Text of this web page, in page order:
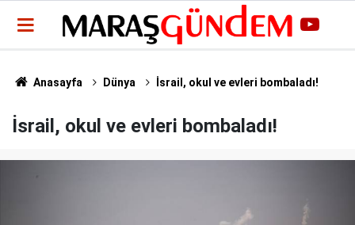
Anasayfa Dünya İsrail, okul ve evleri bombaladı!
İsrail, okul ve evleri bombaladı!